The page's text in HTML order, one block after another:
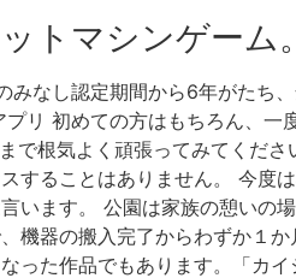
トマシンゲーム。
なし認定期間から6年がたち
リ 初めての方はもちろん、
で根気よく頑張ってみてくだ
することはありません。 今度
います。 公園は家族の憩い
機器の搬入完了からわずか１
った作品でもあります。「カ